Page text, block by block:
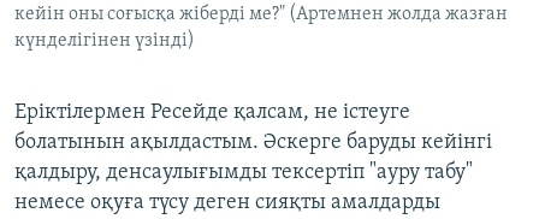
кейін оны соғысқа жіберді ме?" (Артемнен жолда жазған
күнделігінен үзінді)
Еріктілермен Ресейде қалсам, не істеуге
болатынын ақылдастым. Әскерге баруды кейінгі
қалдыру, денсаулығымды тексертіп "ауру табу"
немесе оқуға түсу деген сияқты амалдарды